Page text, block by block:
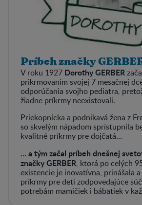
Príbeh značky
V roku 1927 Dorothy GERBER
prikrmovaním svojej 7 mesačnej
odporúčania svojho pediatra,
žiadne príkrmy neexistovali.
Priekopnícka a podnikavá žena z
so skvelým nápadom sprístupnila
kvalitné príkrmy pre dojčatá…
... a tým začal príbeh dnešnej
značky GERBER, ktorá po celých
existencie je inovatívna, prinášala
príkrmy pre deti zodpovedajúce
potrebám mamičiek i bábätiek v